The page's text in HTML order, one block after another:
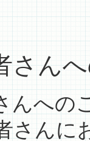
さん
んへの
さんに